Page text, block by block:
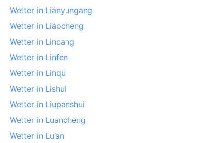
Wetter in Lianyungang
Wetter in Liaocheng
Wetter in Lincang
Wetter in Linfen
Wetter in Linqu
Wetter in Lishui
Wetter in Liupanshui
Wetter in Luancheng
Wetter in Lu’an